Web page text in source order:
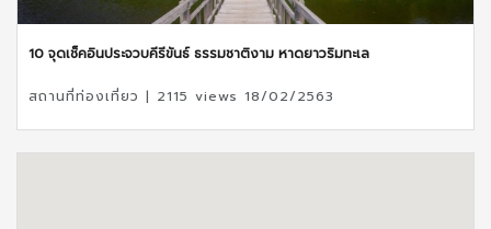
10 จุดเช็คอินประจวบคีรีขันธ์ ธรรมชาติงาม หาดยาวริมทะเล
สถานที่ท่องเที่ยว | 2115 views 18/02/2563